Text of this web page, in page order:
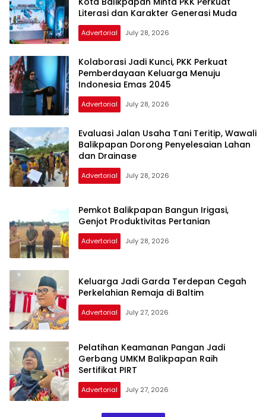
Literasi dan Karakter Generasi Muda
Advertorial July 28, 2026
Kolaborasi Jadi Kunci, PKK Perkuat
Pemberdayaan Keluarga Menuju
Indonesia Emas 2045
Advertorial July 28, 2026
Evaluasi Jalan Usaha Tani Teritip, Wawali
Balikpapan Dorong Penyelesaian Lahan
dan Drainase
Advertorial July 28, 2026
Pemkot Balikpapan Bangun Irigasi,
Genjot Produktivitas Pertanian
Advertorial July 28, 2026
Keluarga Jadi Garda Terdepan Cegah
Perkelahian Remaja di Baltim
Advertorial July 27, 2026
Pelatihan Keamanan Pangan Jadi
Gerbang UMKM Balikpapan Raih
Sertifikat PIRT
Advertorial July 27, 2026